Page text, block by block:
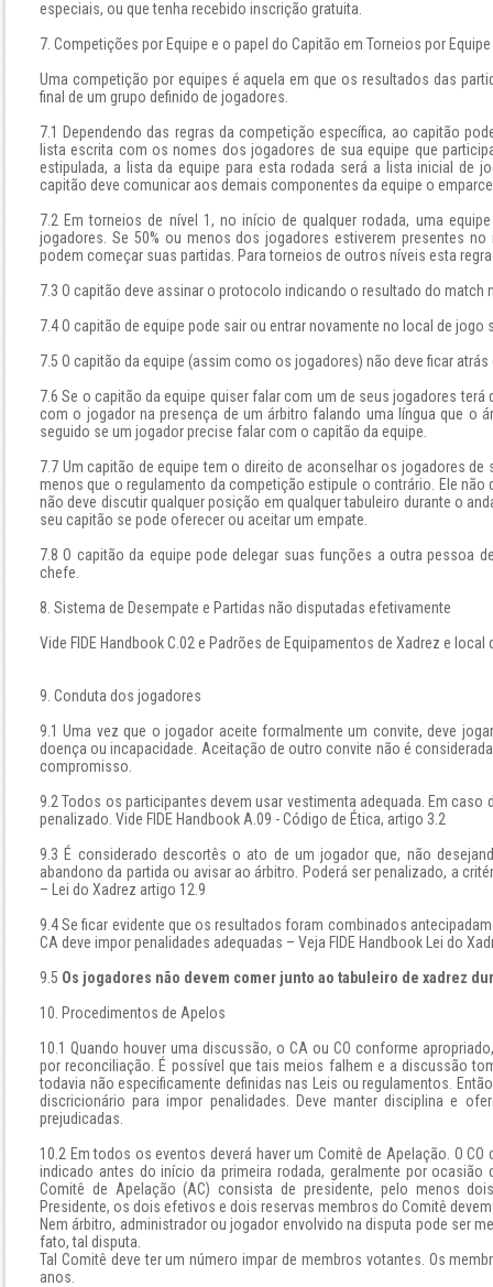
especiais, ou que tenha recebido inscrição gratuita.
7. Competições por Equipe e o papel do Capitão em Torneios por Equipe
Uma competição por equipes é aquela em que os resultados das
final de um grupo definido de jogadores.
7.1 Dependendo das regras da competição específica, ao capitão
lista escrita com os nomes dos jogadores de sua equipe que
estipulada, a lista da equipe para esta rodada será a lista inicial de
capitão deve comunicar aos demais componentes da equipe o
7.2 Em torneios de nível 1, no início de qualquer rodada, uma
jogadores. Se 50% ou menos dos jogadores estiverem presentes
podem começar suas partidas. Para torneios de outros níveis esta
7.3 O capitão deve assinar o protocolo indicando o resultado do match
7.4 O capitão de equipe pode sair ou entrar novamente no local de
7.5 O capitão da equipe (assim como os jogadores) não deve ficar
7.6 Se o capitão da equipe quiser falar com um de seus jogadores
com o jogador na presença de um árbitro falando uma língua que o
seguido se um jogador precise falar com o capitão da equipe.
7.7 Um capitão de equipe tem o direito de aconselhar os jogadores
menos que o regulamento da competição estipule o contrário. Ele não
não deve discutir qualquer posição em qualquer tabuleiro durante o
seu capitão se pode oferecer ou aceitar um empate.
7.8 O capitão da equipe pode delegar suas funções a outra pessoa
chefe.
8. Sistema de Desempate e Partidas não disputadas efetivamente
Vide FIDE Handbook C.02 e Padrões de Equipamentos de Xadrez e local
9. Conduta dos jogadores
9.1 Uma vez que o jogador aceite formalmente um convite, deve
doença ou incapacidade. Aceitação de outro convite não é
compromisso.
9.2 Todos os participantes devem usar vestimenta adequada. Em
penalizado. Vide FIDE Handbook A.09 - Código de Ética, artigo 3.2
9.3 É considerado descortês o ato de um jogador que, não
abandono da partida ou avisar ao árbitro. Poderá ser penalizado, a
– Lei do Xadrez artigo 12.9
9.4 Se ficar evidente que os resultados foram combinados
CA deve impor penalidades adequadas – Veja FIDE Handbook Lei do
9.5 Os jogadores não devem comer junto ao tabuleiro de xadrez
10. Procedimentos de Apelos
10.1 Quando houver uma discussão, o CA ou CO conforme
por reconciliação. É possível que tais meios falhem e a discussão
todavia não especificamente definidas nas Leis ou regulamentos.
discricionário para impor penalidades. Deve manter disciplina e
prejudicadas.
10.2 Em todos os eventos deverá haver um Comitê de Apelação. O
indicado antes do início da primeira rodada, geralmente por
Comitê de Apelação (AC) consista de presidente, pelo menos
Presidente, os dois efetivos e dois reservas membros do Comitê
Nem árbitro, administrador ou jogador envolvido na disputa pode ser
fato, tal disputa.
Tal Comitê deve ter um número impar de membros votantes. Os
anos.